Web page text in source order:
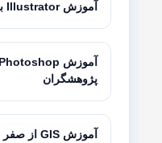
آموزش Illustrator برای طراحی حرفه‌ای
پژوهشگران
آموزش GIS از صفر تا پیشرفته